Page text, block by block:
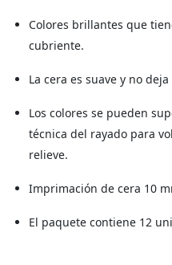
Colores brillantes que
cubriente.
La cera es suave y no
Los colores se pueden
técnica del rayado para
relieve.
Imprimación de cera 10
El paquete contiene 12